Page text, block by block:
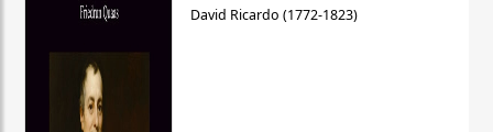
David Ricardo (1772-1823)